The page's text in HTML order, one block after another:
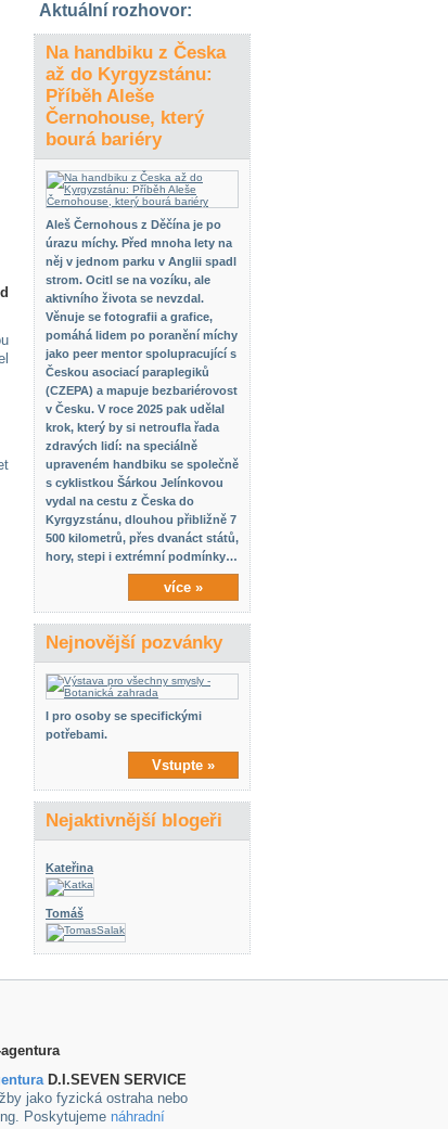
Aktuální rozhovor:
Na handbiku z Česka
až do Kyrgyzstánu:
Příběh Aleše
Černohouse, který
bourá bariéry
Aleš Černohous z Děčína je po
úrazu míchy. Před mnoha lety na
něj v jednom parku v Anglii spadl
strom. Ocitl se na vozíku, ale
aktivního života se nevzdal.
Věnuje se fotografii a grafice,
pomáhá lidem po poranění míchy
jako peer mentor spolupracující s
Českou asociací paraplegiků
(CZEPA) a mapuje bezbariérovost
v Česku. V roce 2025 pak udělal
krok, který by si netroufla řada
zdravých lidí: na speciálně
upraveném handbiku se společně
s cyklistkou Šárkou Jelínkovou
vydal na cestu z Česka do
Kyrgyzstánu, dlouhou přibližně 7
500 kilometrů, přes dvanáct států,
hory, stepi i extrémní podmínky…
více »
Nejnovější pozvánky
I pro osoby se specifickými
potřebami.
Vstupte »
Nejaktivnější blogeři
Kateřina
Tomáš
D.I.SEVEN SERVICE
jako fyzická ostraha nebo
Poskytujeme náhradní